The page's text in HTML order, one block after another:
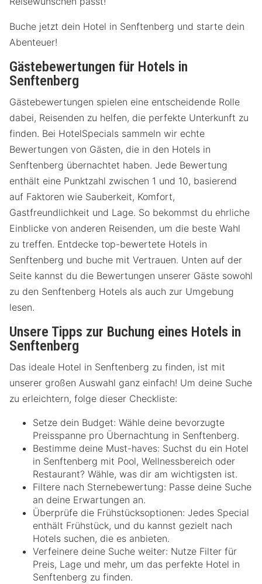
Buche jetzt dein Hotel in Senftenberg und starte dein
Abenteuer!
Gästebewertungen für Hotels in
Senftenberg
Gästebewertungen spielen eine entscheidende Rolle
dabei, Reisenden zu helfen, die perfekte Unterkunft zu
finden. Bei HotelSpecials sammeln wir echte
Bewertungen von Gästen, die in den Hotels in
Senftenberg übernachtet haben. Jede Bewertung
enthält eine Punktzahl zwischen 1 und 10, basierend
auf Faktoren wie Sauberkeit, Komfort,
Gastfreundlichkeit und Lage. So bekommst du ehrliche
Einblicke von anderen Reisenden, um die beste Wahl
zu treffen. Entdecke top-bewertete Hotels in
Senftenberg und buche mit Vertrauen. Unten auf der
Seite kannst du die Bewertungen unserer Gäste sowohl
zu den Senftenberg Hotels als auch zur Umgebung
lesen.
Unsere Tipps zur Buchung eines Hotels in
Senftenberg
Das ideale Hotel in Senftenberg zu finden, ist mit
unserer großen Auswahl ganz einfach! Um deine Suche
zu erleichtern, folge dieser Checkliste:
Setze dein Budget: Wähle deine bevorzugte
Preisspanne pro Übernachtung in Senftenberg.
Bestimme deine Must-haves: Suchst du ein Hotel
in Senftenberg mit Pool, Wellnessbereich oder
Restaurant? Wähle, was dir am wichtigsten ist.
Filtere nach Sternebewertung: Passe deine Suche
an deine Erwartungen an.
Überprüfe die Frühstücksoptionen: Jedes Special
enthält Frühstück, und du kannst gezielt nach
Hotels suchen, die es anbieten.
Verfeinere deine Suche weiter: Nutze Filter für
Preis, Lage und mehr, um das perfekte Hotel in
Senftenberg zu finden.